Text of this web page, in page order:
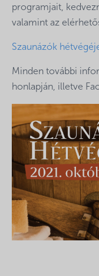
programjait,
valamint az
Szaunázók
Minden további
honlapján, illetve